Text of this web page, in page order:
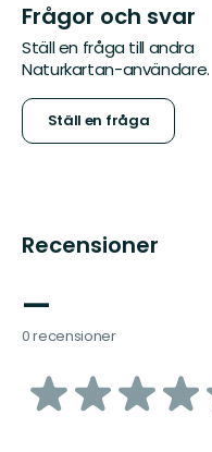
Frågor och svar
Ställ en fråga till andra
Naturkartan-användare.
Ställ en fråga
Recensioner
—
0 recensioner
av